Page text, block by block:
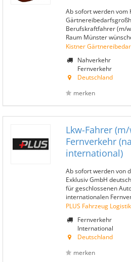
Ab sofort werden vom
Berufskraftfahrer (m/
Raum Münster
Kistner
Nahverkehr
Fernverkehr
Deutschland
merken
Lkw-Fahrer
Fernverkehr
international)
Ab sofort werden von
Exklusiv GmbH
für geschlossenen
internationalen
PLUS Fahrzeug
Fernverkehr
International
Deutschland
merken